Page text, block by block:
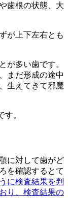
歯根の状態、大
が上下左右とも
が多い歯です。
まだ形成の途中
生えてきて邪魔
。
に対して歯がど
を確認するとて
に検査結果を判
り、検査結果の